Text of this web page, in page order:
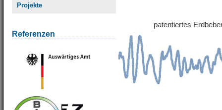
Projekte
Referenzen
patentiertes